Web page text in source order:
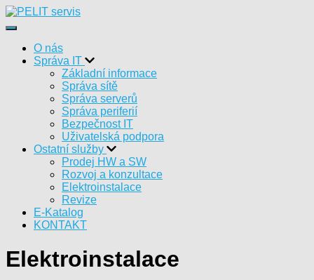
Přepnout navigaci
O nás
Správa IT
Základní informace
Správa sítě
Správa serverů
Správa periferií
Bezpečnost IT
Uživatelská podpora
Ostatní služby
Prodej HW a SW
Rozvoj a konzultace
Elektroinstalace
Revize
E-Katalog
KONTAKT
Elektroinstalace